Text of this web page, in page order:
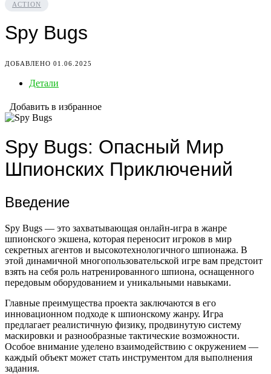
ACTION
Spy Bugs
ДОБАВЛЕНО 01.06.2025
Детали
Добавить в избранное
Spy Bugs: Опасный Мир
Шпионских Приключений
Введение
Spy Bugs — это захватывающая онлайн-игра в жанре
шпионского экшена, которая переносит игроков в мир
секретных агентов и высокотехнологичного шпионажа. В
этой динамичной многопользовательской игре вам предстоит
взять на себя роль натренированного шпиона, оснащенного
передовым оборудованием и уникальными навыками.
Главные преимущества проекта заключаются в его
инновационном подходе к шпионскому жанру. Игра
предлагает реалистичную физику, продвинутую систему
маскировки и разнообразные тактические возможности.
Особое внимание уделено взаимодействию с окружением —
каждый объект может стать инструментом для выполнения
задания.